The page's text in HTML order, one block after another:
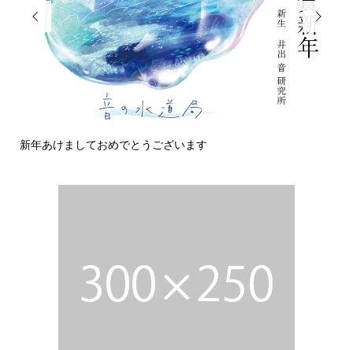

けましておめでとうございます
